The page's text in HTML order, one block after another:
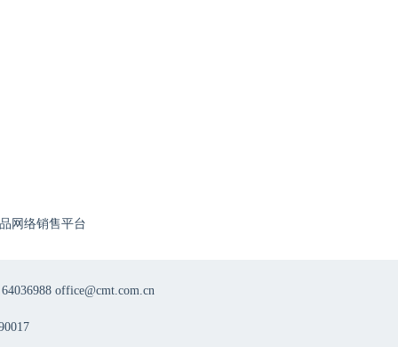
网络销售平台
office@cmt.com.cn